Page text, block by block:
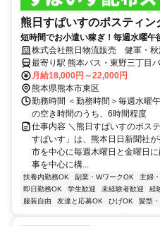
熊日すぱいすのポスティン
短時間でお小遣い稼ぎ！毎週水曜
けます！学業や家事との両立やWワ
株式会社熊日物流販売 健軍・秋
最寄り駅 熊本バス・東野三丁目バス停 アクセス 熊本バス
バス停から徒歩1分
月給18,000円～22,000円
熊本県熊本市東区
勤務時間 ＜勤務時間＞毎週水曜
の空き時間のうち、6時間程度
仕事内容 ＼熊日すぱいすのポス
すぱいす」は、熊本日日新聞社
市を中心に毎週木曜日と金曜日
事を中心に構...
扶養内勤務OK 副業・WワークOK 主婦
即日勤務OK
学生歓迎 未経験者歓迎 経
服装自由
友達と応募OK ひげOK 髪型